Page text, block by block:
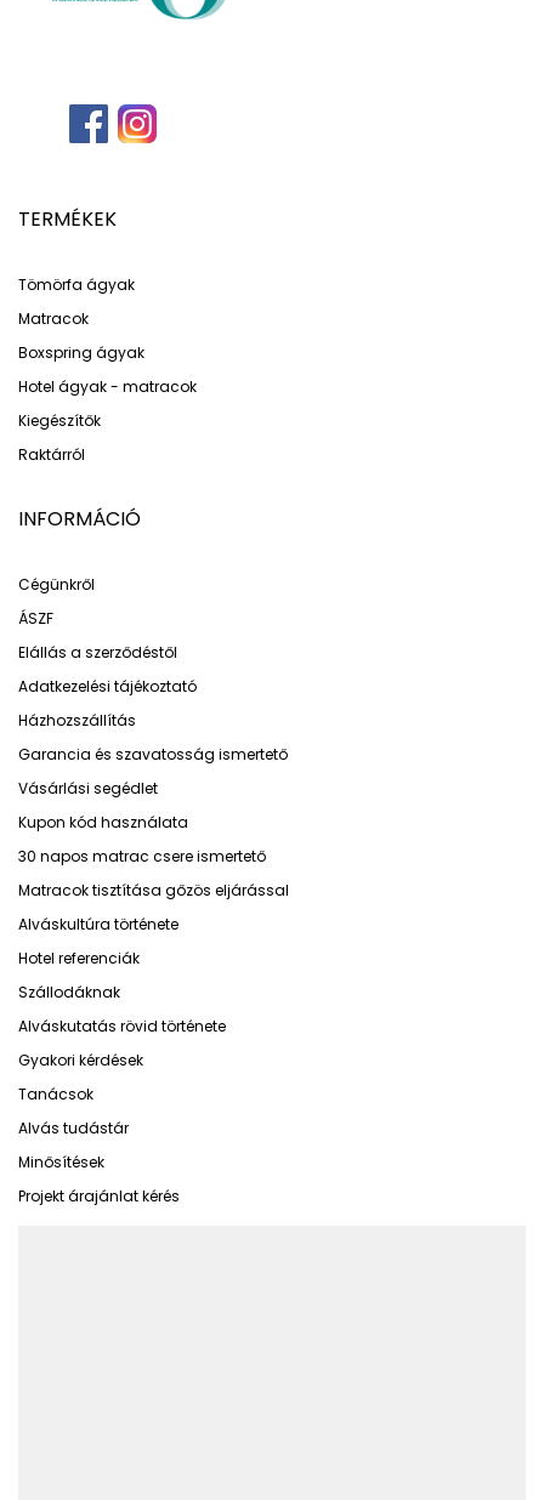
TERMÉKEK
Tömörfa ágyak
Matracok
Boxspring ágyak
Hotel ágyak - matracok
Kiegészítők
Raktárról
INFORMÁCIÓ
Cégünkről
ÁSZF
Elállás a szerződéstől
Adatkezelési tájékoztató
Házhozszállítás
Garancia és szavatosság ismertető
Vásárlási segédlet
Kupon kód használata
30 napos matrac csere ismertető
Matracok tisztítása gőzös eljárással
Alváskultúra története
Hotel referenciák
Szállodáknak
Alváskutatás rövid története
Gyakori kérdések
Tanácsok
Alvás tudástár
Minősítések
Projekt árajánlat kérés